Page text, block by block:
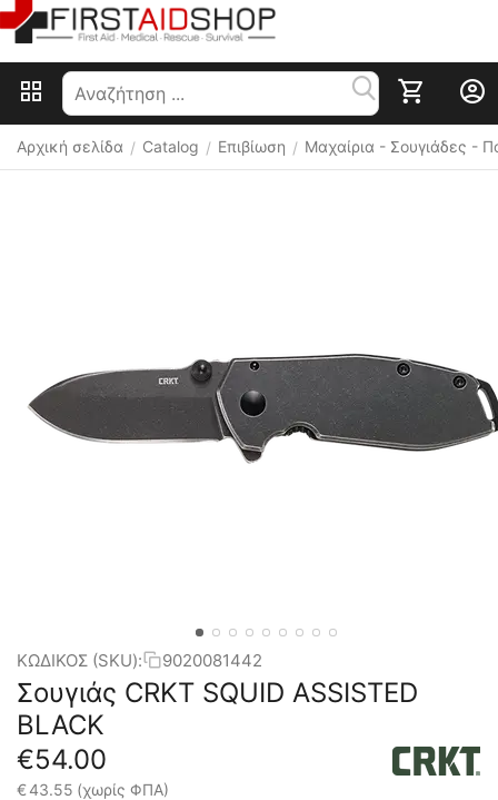
Αρχική σελίδα / Catalog / Επιβίωση / Μαχαίρια - Σουγιάδες -
ΚΩΔΙΚΟΣ (SKU): 9020081442
Σουγιάς CRKT SQUID ASSISTED
BLACK
€54.00
€43.55 (χωρίς ΦΠΑ)